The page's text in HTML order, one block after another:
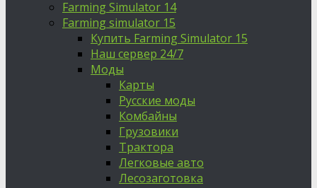
Farming Simulator 14
Farming simulator 15
Купить Farming Simulator 15
Наш сервер 24/7
Моды
Карты
Русские моды
Комбайны
Грузовики
Трактора
Легковые авто
Лесозаготовка